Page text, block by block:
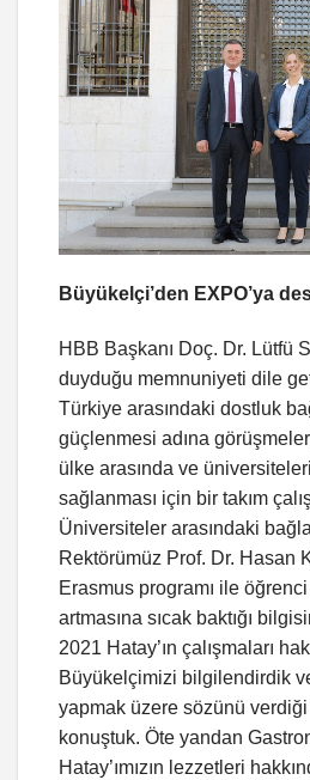
Büyükelçi’den EXPO’ya
HBB Başkanı Doç. Dr. Lütfü
duyduğu memnuniyeti dile
Türkiye arasındaki dostluk
güçlenmesi adına
ülke arasında ve
sağlanması için bir takım
Üniversiteler arasındaki
Rektörümüz Prof. Dr. Hasan
Erasmus programı ile
artmasına sıcak baktığı
2021 Hatay’ın çalışmaları
Büyükelçimizi bilgilendirdik
yapmak üzere sözünü
konuştuk. Öte yandan
Hatay’ımızın lezzetleri